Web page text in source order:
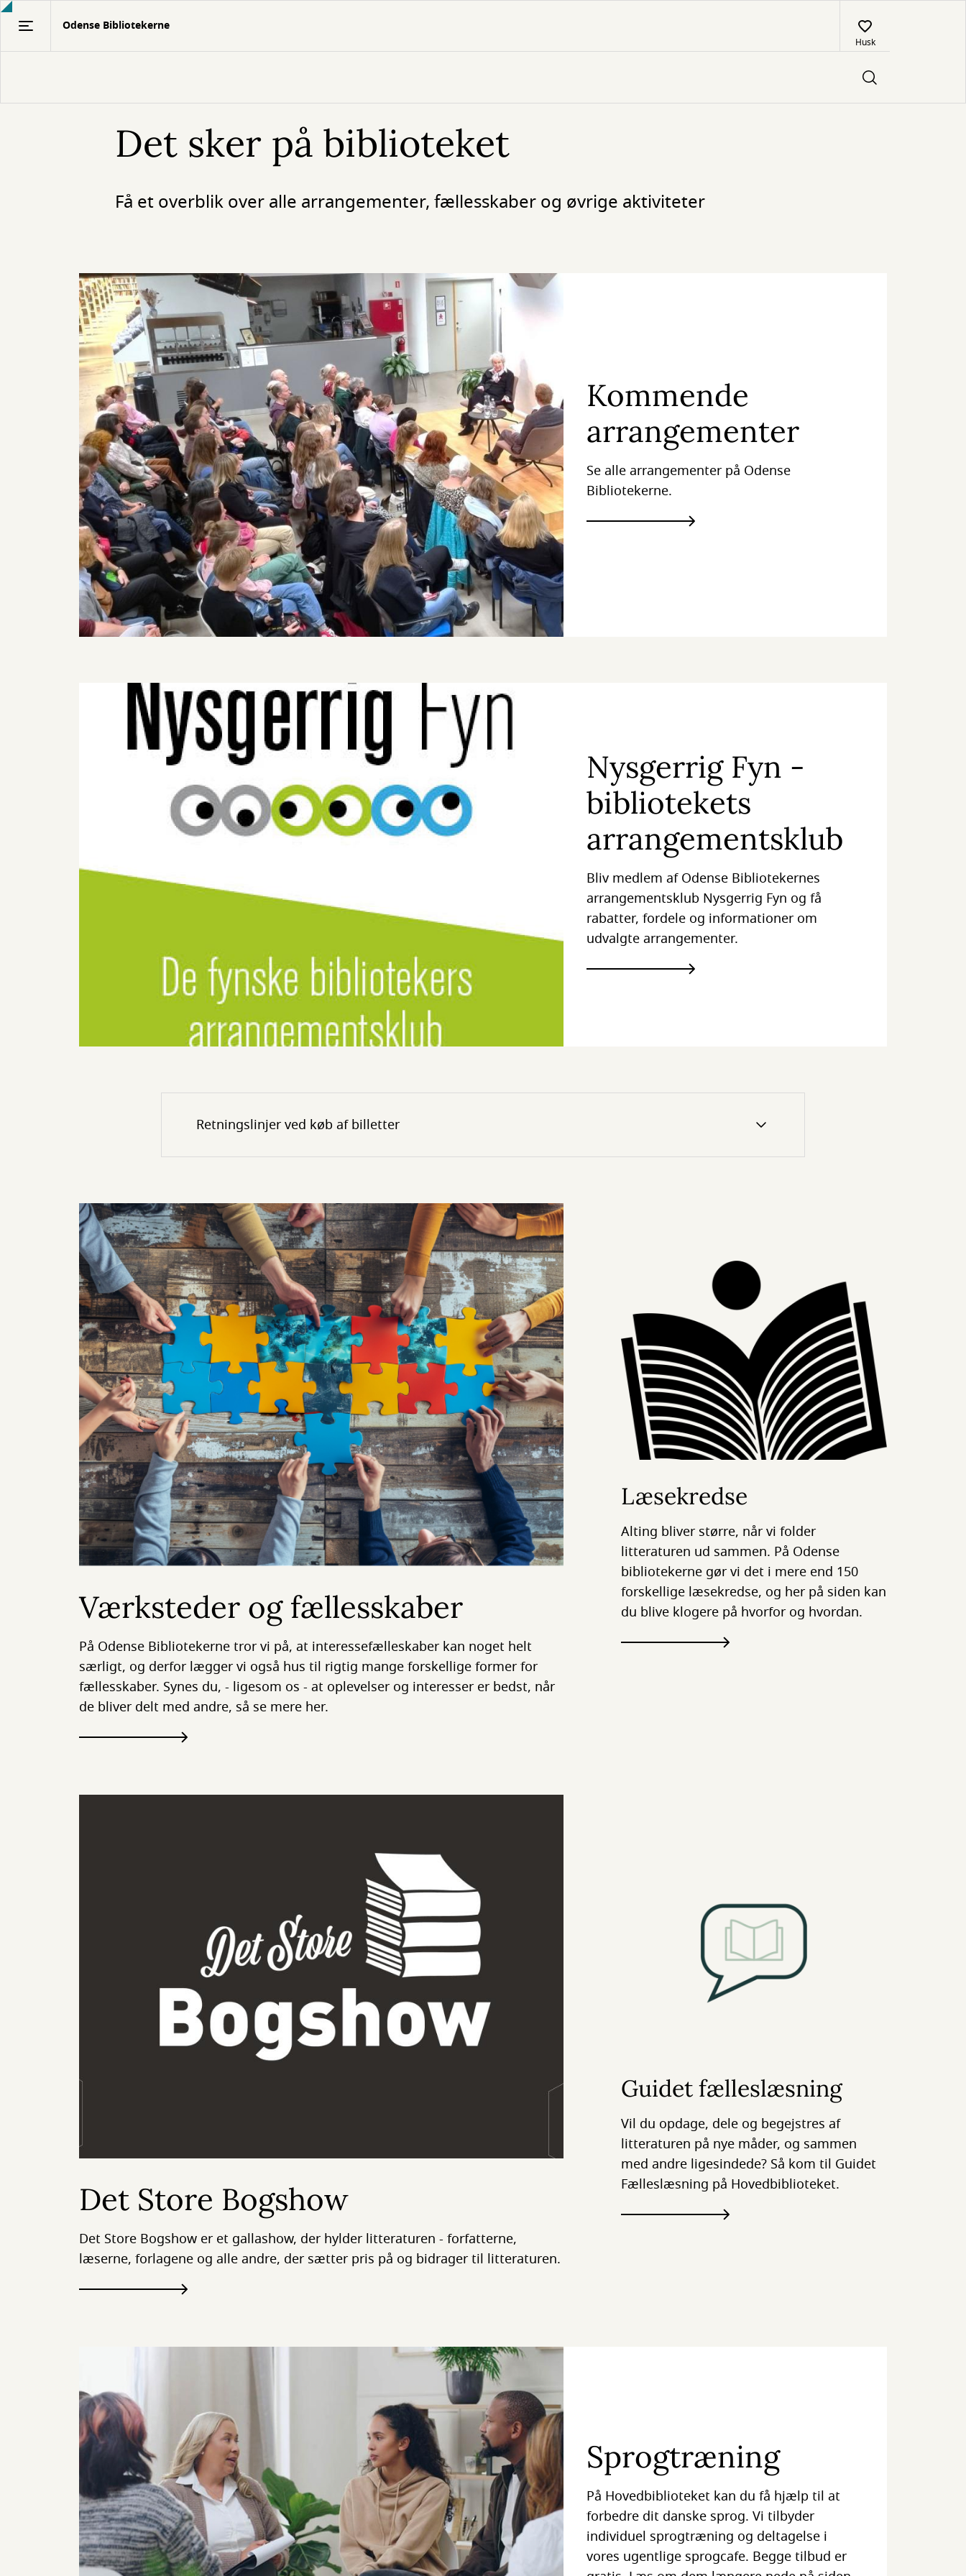
Gå
Odense Bibliotekerne
Husk
Det sker på biblioteket
Få et overblik over alle arrangementer, fællesskaber og øvrige aktiviteter
Kommende
arrangementer
Se alle arrangementer på Odense
Bibliotekerne.
Nysgerrig Fyn -
bibliotekets
arrangementsklub
Bliv medlem af Odense Bibliotekernes
arrangementsklub Nysgerrig Fyn og få
rabatter, fordele og informationer om
udvalgte arrangementer.
Retningslinjer ved køb af billetter
Værksteder og fællesskaber
På Odense Bibliotekerne tror vi på, at interessefælleskaber kan noget helt
særligt, og derfor lægger vi også hus til rigtig mange forskellige former for
fællesskaber. Synes du, - ligesom os - at oplevelser og interesser er bedst, når
de bliver delt med andre, så se mere her.
Læsekredse
Alting bliver større, når vi folder
litteraturen ud sammen. På Odense
bibliotekerne gør vi det i mere end 150
forskellige læsekredse, og her på siden kan
du blive klogere på hvorfor og hvordan.
Det Store Bogshow
Det Store Bogshow er et gallashow, der hylder litteraturen - forfatterne,
læserne, forlagene og alle andre, der sætter pris på og bidrager til litteraturen.
Guidet fælleslæsning
Vil du opdage, dele og begejstres af
litteraturen på nye måder, og sammen
med andre ligesindede? Så kom til Guidet
Fælleslæsning på Hovedbiblioteket.
Sprogtræning
På Hovedbiblioteket kan du få hjælp til at
forbedre dit danske sprog. Vi tilbyder
individuel sprogtræning og deltagelse i
vores ugentlige sprogcafe. Begge tilbud er